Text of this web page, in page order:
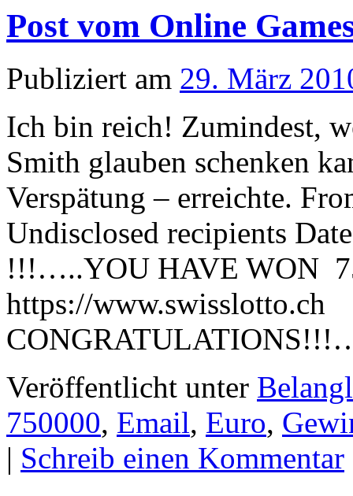
Post vom Online
Publiziert am 29. März
Ich bin reich! Zumindest,
Smith glauben schenken
Verspätung – erreichte.
Undisclosed recipients
!!!…..YOU HAVE WON
https://www.swisslotto.ch
Veröffentlicht unter
750000, Email, Euro,
| Schreib einen Kommentar